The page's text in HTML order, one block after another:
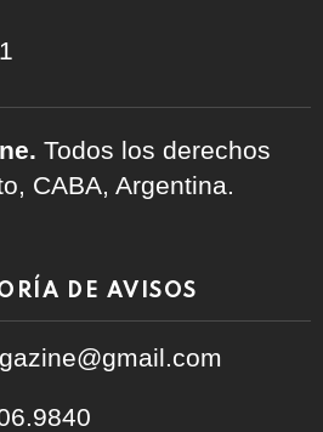
Todos los derechos
CABA, Argentina.
DE AVISOS